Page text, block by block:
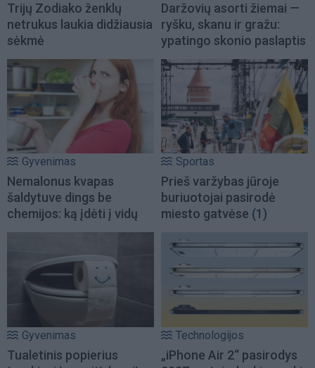
Trijų Zodiako ženklų
netrukus laukia didžiausia
sėkmė
Daržovių asorti žiemai —
ryšku, skanu ir gražu:
ypatingo skonio paslaptis
Gyvenimas
Nemalonus kvapas
šaldytuve dings be
chemijos: ką įdėti į vidų
Sportas
Prieš varžybas jūroje
buriuotojai pasirodė
miesto gatvėse (1)
Gyvenimas
Tualetinis popierius
Technologijos
„iPhone Air 2“ pasirodys